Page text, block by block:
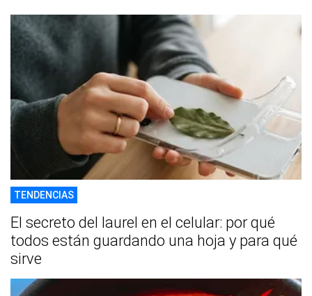
TENDENCIAS
El secreto del laurel en el celular: por qué
todos están guardando una hoja y para qué
sirve